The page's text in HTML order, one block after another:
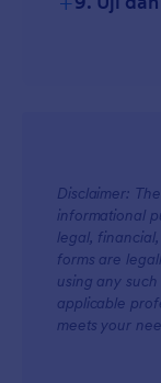
Disclaimer:
informational
legal,
forms are
using any
applicable
meets your